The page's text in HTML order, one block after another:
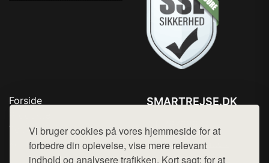
Vi bruger cookies på vores hjemmeside for at
forbedre din oplevelse, vise mere relevant
indhold og analysere trafikken. Kort sagt: for at
Forside
Top Rabatter
Kontakt
SMARTREJSE.DK
Mail: hej@want.dk